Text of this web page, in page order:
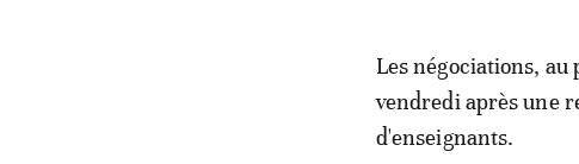
Les négociations,
vendredi après une
d'enseignants.